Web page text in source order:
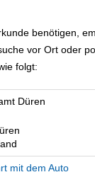
benötigen,
vor Ort oder
folgt:
Düren
mit dem Auto